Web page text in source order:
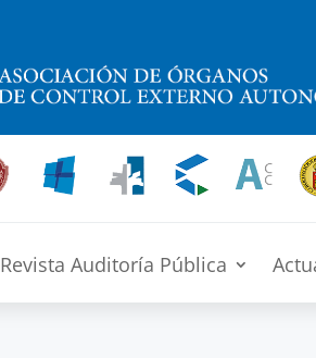
Revista Auditoría Pública